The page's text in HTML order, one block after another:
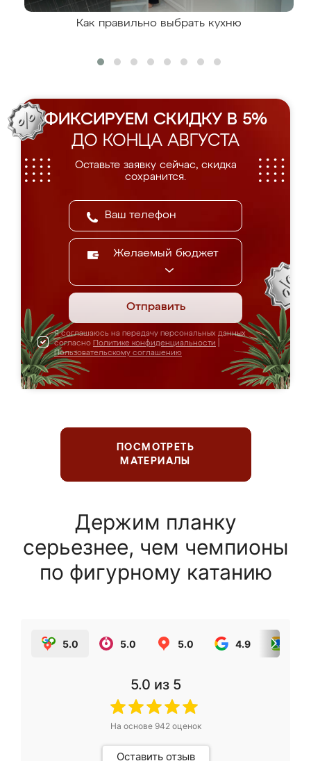
Как правильно выбрать кухню
ФИКСИРУЕМ СКИДКУ В 5%
ДО КОНЦА АВГУСТА
Оставьте заявку сейчас, скидка
сохранится.
Желаемый бюджет
Отправить
Я соглашаюсь на передачу персональных данных
согласно Политике конфиденциальности
Пользовательскому соглашению
ПОСМОТРЕТЬ
МАТЕРИАЛЫ
Держим планку
серьезнее, чем чемпионы
по фигурному катанию
5.0 5.0 5.0 4.9
5.0 из 5
На основе 942оценок
Оставить отзыв